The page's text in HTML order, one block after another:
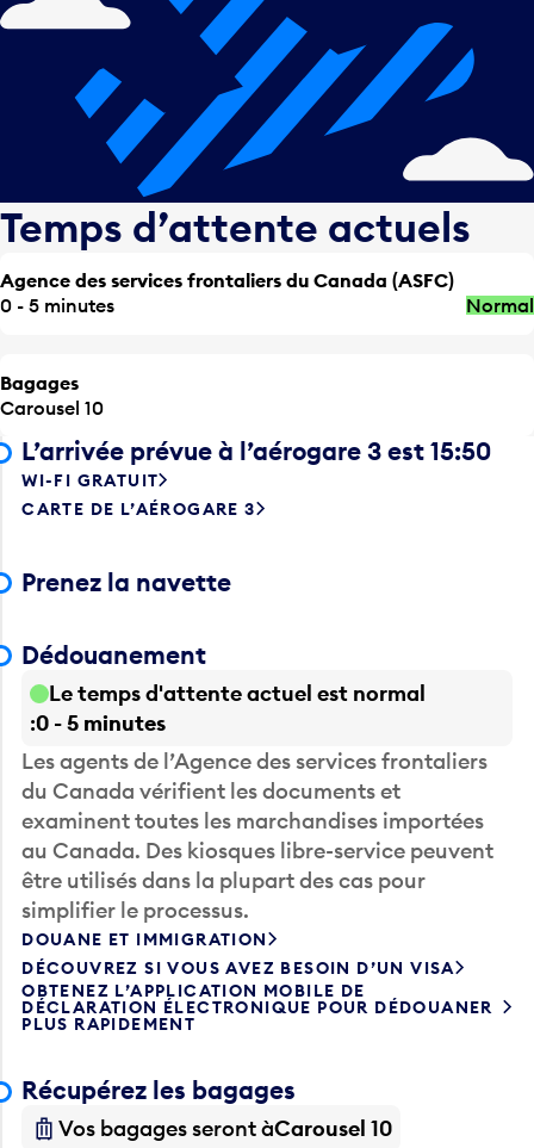
Temps d’attente actuels
Agence des services frontaliers du Canada (ASFC)
0 - 5 minutes
Normal
Bagages
Carousel 10
L’arrivée prévue à l’aérogare 3 est 15:50
WI-FI GRATUIT
CARTE DE L’AÉROGARE 3
Prenez la navette
Dédouanement
Le temps d'attente actuel est normal
0 - 5 minutes
Les agents de l’Agence des services frontaliers
du Canada vérifient les documents et
examinent toutes les marchandises importées
au Canada. Des kiosques libre-service peuvent
être utilisés dans la plupart des cas pour
simplifier le processus.
DOUANE ET IMMIGRATION
DÉCOUVREZ SI VOUS AVEZ BESOIN D’UN VISA
OBTENEZ L’APPLICATION MOBILE DE
DÉCLARATION ÉLECTRONIQUE POUR DÉDOUANER
PLUS RAPIDEMENT
Récupérez les bagages
Vos bagages seront àCarousel 10